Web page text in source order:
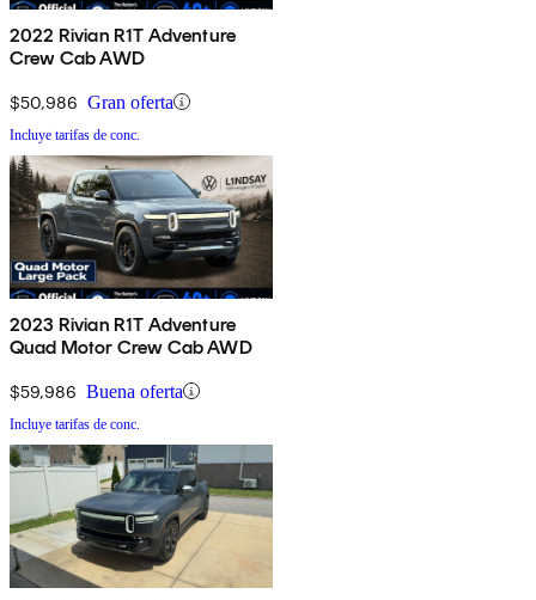
2022 Rivian R1T Adventure
Crew Cab AWD
$50,986 Gran oferta
Incluye tarifas de conc.
2023 Rivian R1T Adventure
Quad Motor Crew Cab AWD
$59,986 Buena oferta
Incluye tarifas de conc.